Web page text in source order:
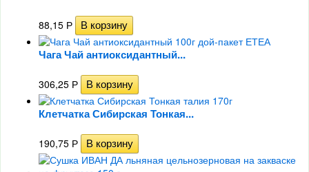
88,15 Р
Чага Чай антиоксидантный...
306,25 Р
Клетчатка Сибирская Тонкая...
190,75 Р